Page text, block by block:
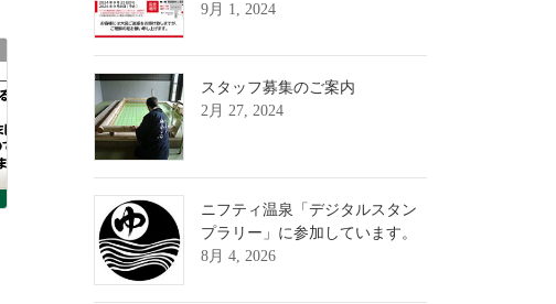
9月 1, 2024
スタッフ募集のご案内
2月 27, 2024
ニフティ温泉「デジタルスタン
プラリー」に参加しています。
8月 4, 2026